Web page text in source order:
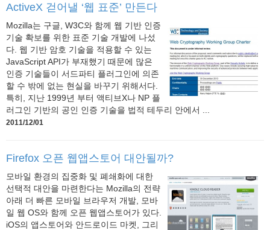
ActiveX 걷어낼 ‘웹 표준’ 만든다
Mozilla는 구글, W3C와 함께 웹 기반 인증
기술 확보를 위한 표준 기술 개발에 나섰
다. 웹 기반 암호 기술을 적용할 수 있는
JavaScript API가 부재했기 때문에 많은
인증 기술들이 서드파티 플러그인에 의존
할 수 밖에 없는 현실을 바꾸기 위해서다.
특히, 지난 1999년 부터 액티브X나 NP 플
러그인 기반의 공인 인증 기술을 법적 테두리 안에서 ...
2011/12/01
Firefox 오픈 웹앱스토어 대안될까?
모바일 환경의 집중화 및 폐쇄화에 대한
선택적 대안을 마련한다는 Mozilla의 전략
아래 더 빠른 모바일 브라우저 개발, 모바
일 웹 OS와 함께 오픈 웹앱스토어가 있다.
iOS의 앱스토어와 안드로이드 마켓, 그리